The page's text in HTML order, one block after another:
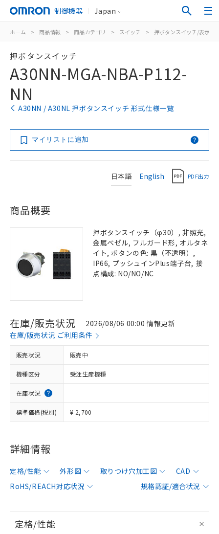
制御機器 Japan
ホーム > 商品情報 > 商品カテゴリ > スイッチ > 押ボタンスイッチ/表示灯
押ボタンスイッチ
A30NN-MGA-NBA-P112-
NN
A30NN / A30NL 押ボタンスイッチ 形式仕様一覧
マイリストに追加
日本語 English PDF出力
商品概要
押ボタンスイッチ（φ30）, 非照光,
金属ベゼル, フルガード形, オルタネ
イト, ボタンの色: 黒（不透明）,
IP66, プッシュインPlus端子台, 接
点構成: NO/NO/NC
在庫/販売状況
2026/08/06 00:00 情報更新
在庫/販売状況 ご利用条件
販売状況 販売中
機種区分 受注生産機種
在庫状況
標準価格(税別) ¥ 2,700
詳細情報
定格/性能 外形図 取りつけ穴加工図
CAD
RoHS/REACH対応状況
規格認証/適合状況
定格/性能